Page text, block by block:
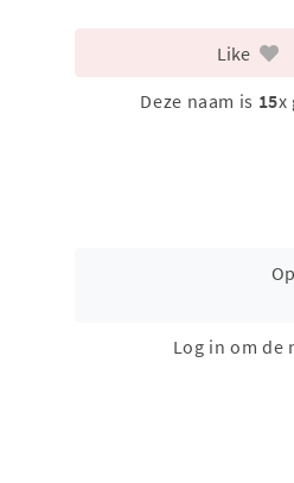
Like
Deze naam is 15x
Log in om de